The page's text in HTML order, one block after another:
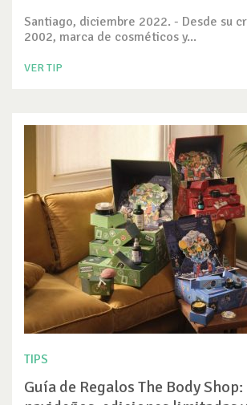
Santiago, diciembre 2022. - Desde su
2002, marca de cosméticos y...
VER TIP
TIPS
Guía de Regalos The Body